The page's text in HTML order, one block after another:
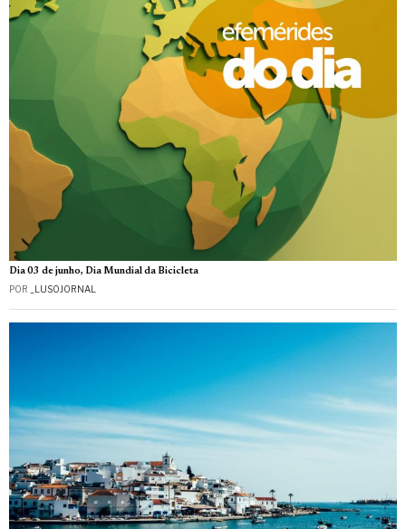
Dia 03 de junho, Dia Mundial da Bicicleta
POR _LUSOJORNAL